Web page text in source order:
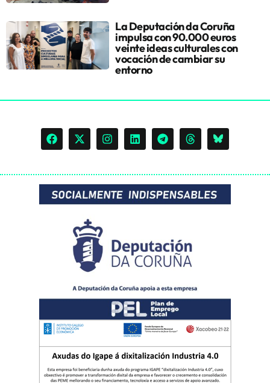
La Deputación da Coruña
impulsa con 90.000 euros
veinte ideas culturales con
vocación de cambiar su
entorno